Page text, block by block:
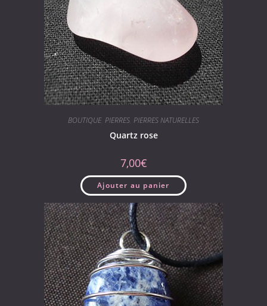
BOUTIQUE, PIERRES PIERRES NATURELLES
Quartz rose
7,00€
Ajouter au panier